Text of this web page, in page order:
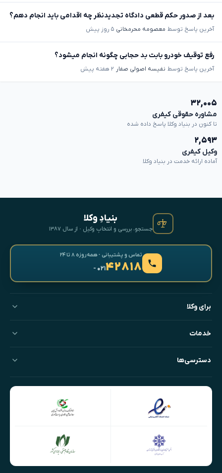
بعد از صدور حکم قطعی دادگاه تجدیدنظر چه اقدامی باید انجام دهم؟
آخرین پاسخ توسط معصومه محرمخانی ۵ روز پیش
رفع توقیف خودرو بابت بد حجابی چگونه انجام میشود؟
آخرین پاسخ توسط نفیسه اصولی صفار ۲ هفته پیش
۳۲,۰۰۵
مشاوره حقوقی کیفری
تا کنون در بنیاد وکلا پاسخ داده شده
۲,۵۹۳
وکیل کیفری
آماده ارائه خدمت در بنیاد وکلا
بنیادِ وکلا
جستجو، بررسی و انتخابِ وکیل · از سال ۱۳۸۷
تماس و پشتیبانی · همه‌روزه ۸ تا ۲۴
۴۲۸۱۸- ۰۲۱
برای وکلا
خدمات
دسترسی‌ها